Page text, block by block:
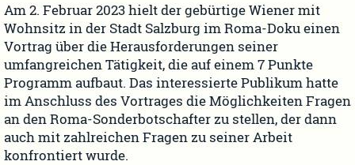
Am 2. Februar 2023 hielt der gebürtige Wiener mit
Wohnsitz in der Stadt Salzburg im Roma-Doku einen
Vortrag über die Herausforderungen seiner
umfangreichen Tätigkeit, die auf einem 7 Punkte
Programm aufbaut. Das interessierte Publikum hatte
im Anschluss des Vortrages die Möglichkeiten Fragen
an den Roma-Sonderbotschafter zu stellen, der dann
auch mit zahlreichen Fragen zu seiner Arbeit
konfrontiert wurde.